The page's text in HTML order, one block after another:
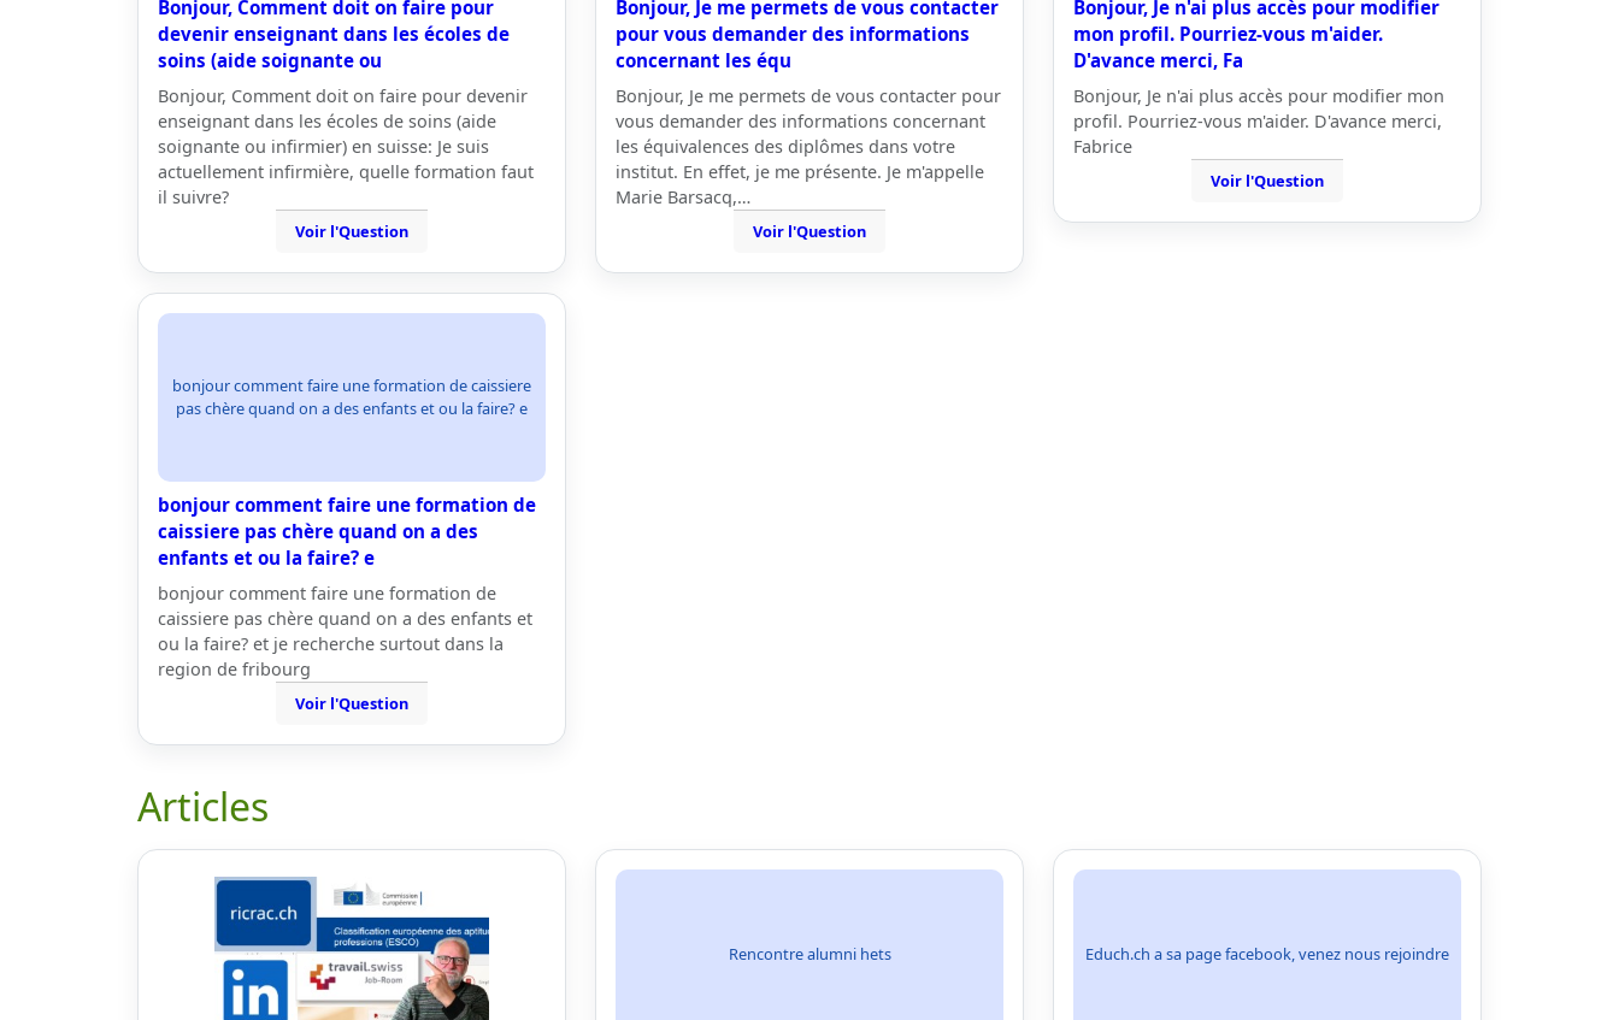
Bonjour, Comment doit on faire pour
devenir enseignant dans les écoles de
soins (aide soignante ou
Bonjour, Comment doit on faire pour devenir
enseignant dans les écoles de soins (aide
soignante ou infirmier) en suisse: Je suis
actuellement infirmière, quelle formation faut
il suivre?
Voir l'Question
Bonjour, Je me permets de vous contacter
pour vous demander des informations
concernant les équ
Bonjour, Je me permets de vous contacter pour
vous demander des informations concernant
les équivalences des diplômes dans votre
institut. En effet, je me présente. Je m'appelle
Marie Barsacq,…
Voir l'Question
Bonjour, Je n'ai plus accès pour modifier
mon profil. Pourriez-vous m'aider.
D'avance merci, Fa
Bonjour, Je n'ai plus accès pour modifier mon
profil. Pourriez-vous m'aider. D'avance merci,
Fabrice
Voir l'Question
bonjour comment faire une formation de caissiere
pas chère quand on a des enfants et ou la faire? e
bonjour comment faire une formation de
caissiere pas chère quand on a des
enfants et ou la faire? e
bonjour comment faire une formation de
caissiere pas chère quand on a des enfants et
ou la faire? et je recherche surtout dans la
region de fribourg
Voir l'Question
Articles
Rencontre alumni hets Educh.ch a sa page facebook, venez nous rejoindre